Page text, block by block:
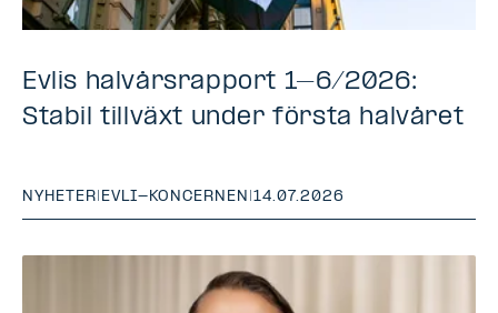
Evlis halvårsrapport 1–6/2026:
Stabil tillväxt under första halvåret
NYHETER| EVLI-KONCERNEN |14.07.2026